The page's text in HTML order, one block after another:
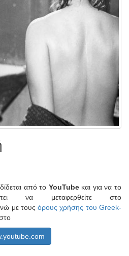
από το YouTubeκαι για να το
να μεταφερθείτε στο
με τουςόρους χρήσης του Greek-